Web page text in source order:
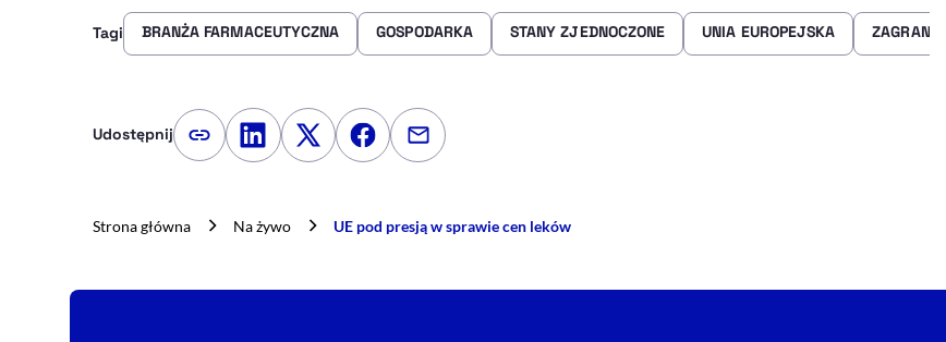
Tagi BRANŻA FARMACEUTYCZNA GOSPODARKA STANY ZJEDNOCZONE UNIA EUROPEJSKA ZAGRANICA
Udostępnij Kopiuj link artykułu
Udostępnij na LinkedIn
Udostępnij na Twitterze
Udostępnij na Facebooku
Udostępnij przez e-mail
Strona główna Na żywo UE pod presją w sprawie cen leków